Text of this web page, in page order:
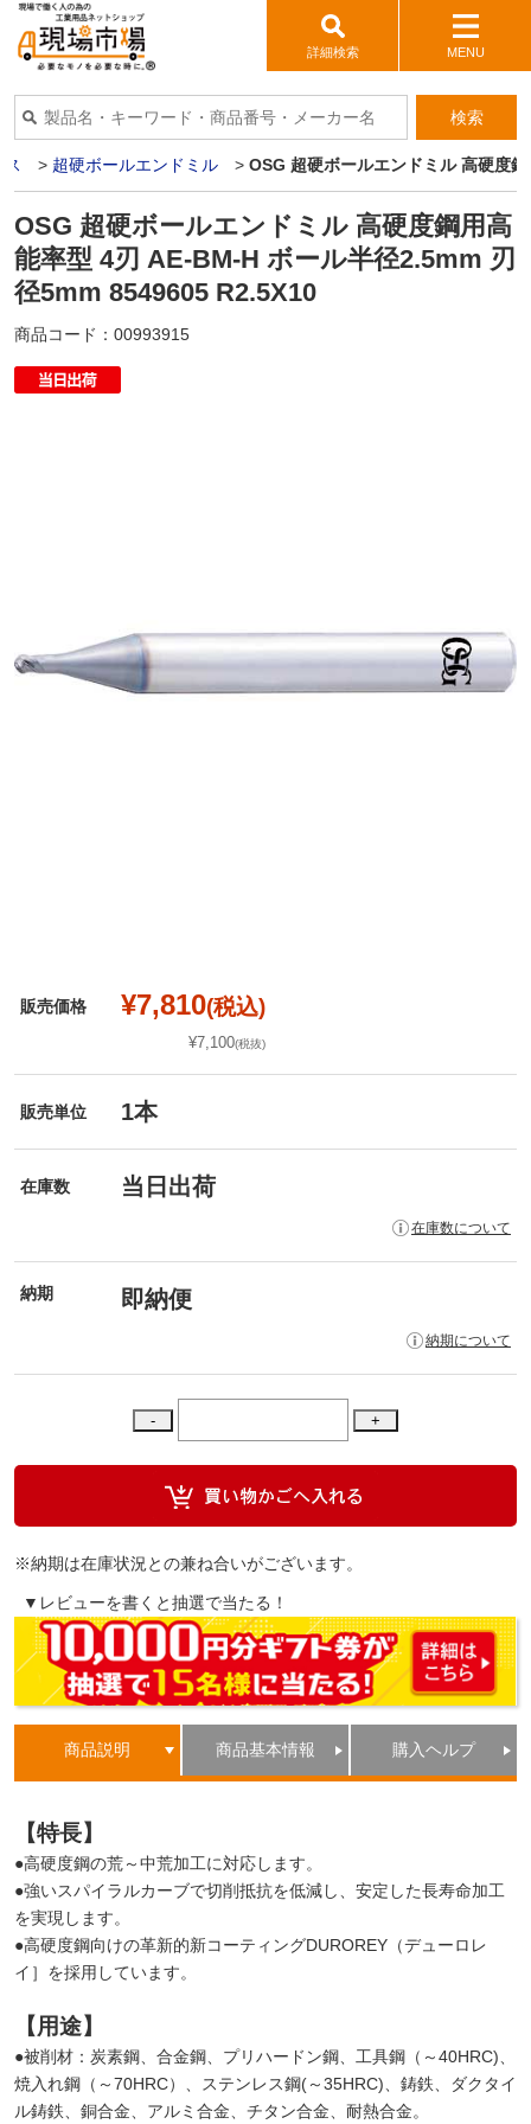
詳細検索 MENU
検索
> 超硬ボールエンドミル > OSG 超硬ボールエンドミル 高硬度
OSG 超硬ボールエンドミル 高硬度鋼用高
能率型 4刃 AE-BM-H ボール半径2.5mm 刃
径5mm 8549605 R2.5X10
商品コード： 00993915
販売価格 ¥7,810(税込)
¥7,100(税抜)
販売単位 1本
在庫数 当日出荷
在庫数について
納期 即納便
納期について
※納期は在庫状況との兼ね合いがございます。
▼レビューを書くと抽選で当たる！
商品説明 商品基本情報 購入ヘルプ
【特長】
●高硬度鋼の荒～中荒加工に対応します。
●強いスパイラルカーブで切削抵抗を低減し、安定した長寿命加工
を実現します。
●高硬度鋼向けの革新的新コーティングDUROREY（デューロレ
イ］を採用しています。
【用途】
●被削材：炭素鋼、合金鋼、プリハードン鋼、工具鋼（～40HRC)、
焼入れ鋼（～70HRC）、ステンレス鋼(～35HRC)、鋳鉄、ダクタイ
ル鋳鉄、銅合金、アルミ合金、チタン合金、耐熱合金。